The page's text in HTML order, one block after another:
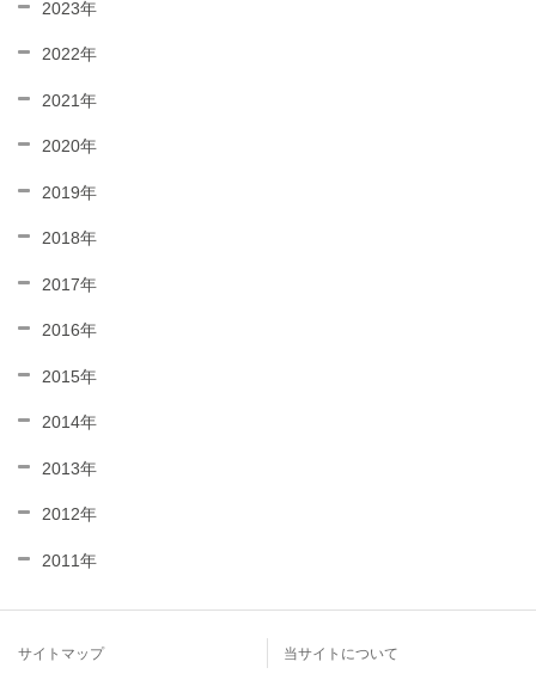
2023年
2022年
2021年
2020年
2019年
2018年
2017年
2016年
2015年
2014年
2013年
2012年
2011年
サイトマップ 当サイトについて